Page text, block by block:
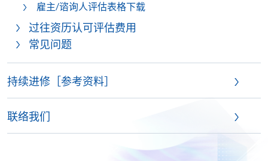
雇主/谘询人评估表格下载
过往资历认可评估费用
常见问题
持续进修［参考资料］
联络我们